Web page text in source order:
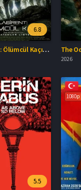
6.8
Labirent: Ölümcül Kaçış Full İzle
2026
5.5
1080p